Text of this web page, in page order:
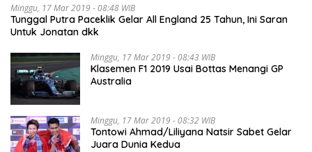
Minggu, 17 Mar 2019 - 08:48 WIB
Tunggal Putra Paceklik Gelar All England 25 Tahun, Ini Saran
Untuk Jonatan dkk
Minggu, 17 Mar 2019 - 08:43 WIB
Klasemen F1 2019 Usai Bottas Menangi GP
Australia
Minggu, 17 Mar 2019 - 08:32 WIB
Tontowi Ahmad/Liliyana Natsir Sabet Gelar
Juara Dunia Kedua